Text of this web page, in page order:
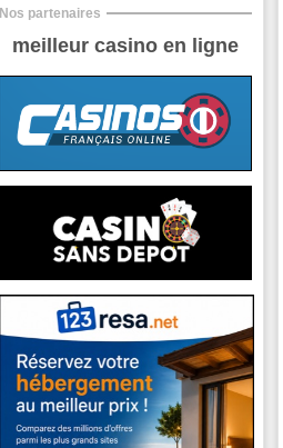
Nos partenaires
meilleur casino en ligne